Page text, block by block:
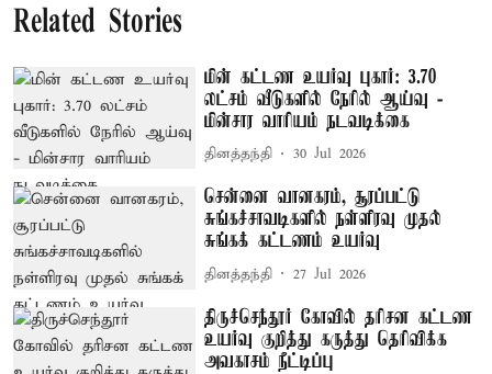
Related Stories
மின் கட்டண உயர்வு புகார்: 3.70
லட்சம் வீடுகளில் நேரில் ஆய்வு -
மின்சார வாரியம் நடவடிக்கை
தினத்தந்தி 30 Jul 2026
சென்னை வானகரம், சூரப்பட்டு
சுங்கச்சாவடிகளில் நள்ளிரவு முதல்
சுங்கக் கட்டணம் உயர்வு
தினத்தந்தி 27 Jul 2026
திருச்செந்தூர் கோவில் தரிசன கட்டண
உயர்வு குறித்து கருத்து தெரிவிக்க
அவகாசம் நீட்டிப்பு